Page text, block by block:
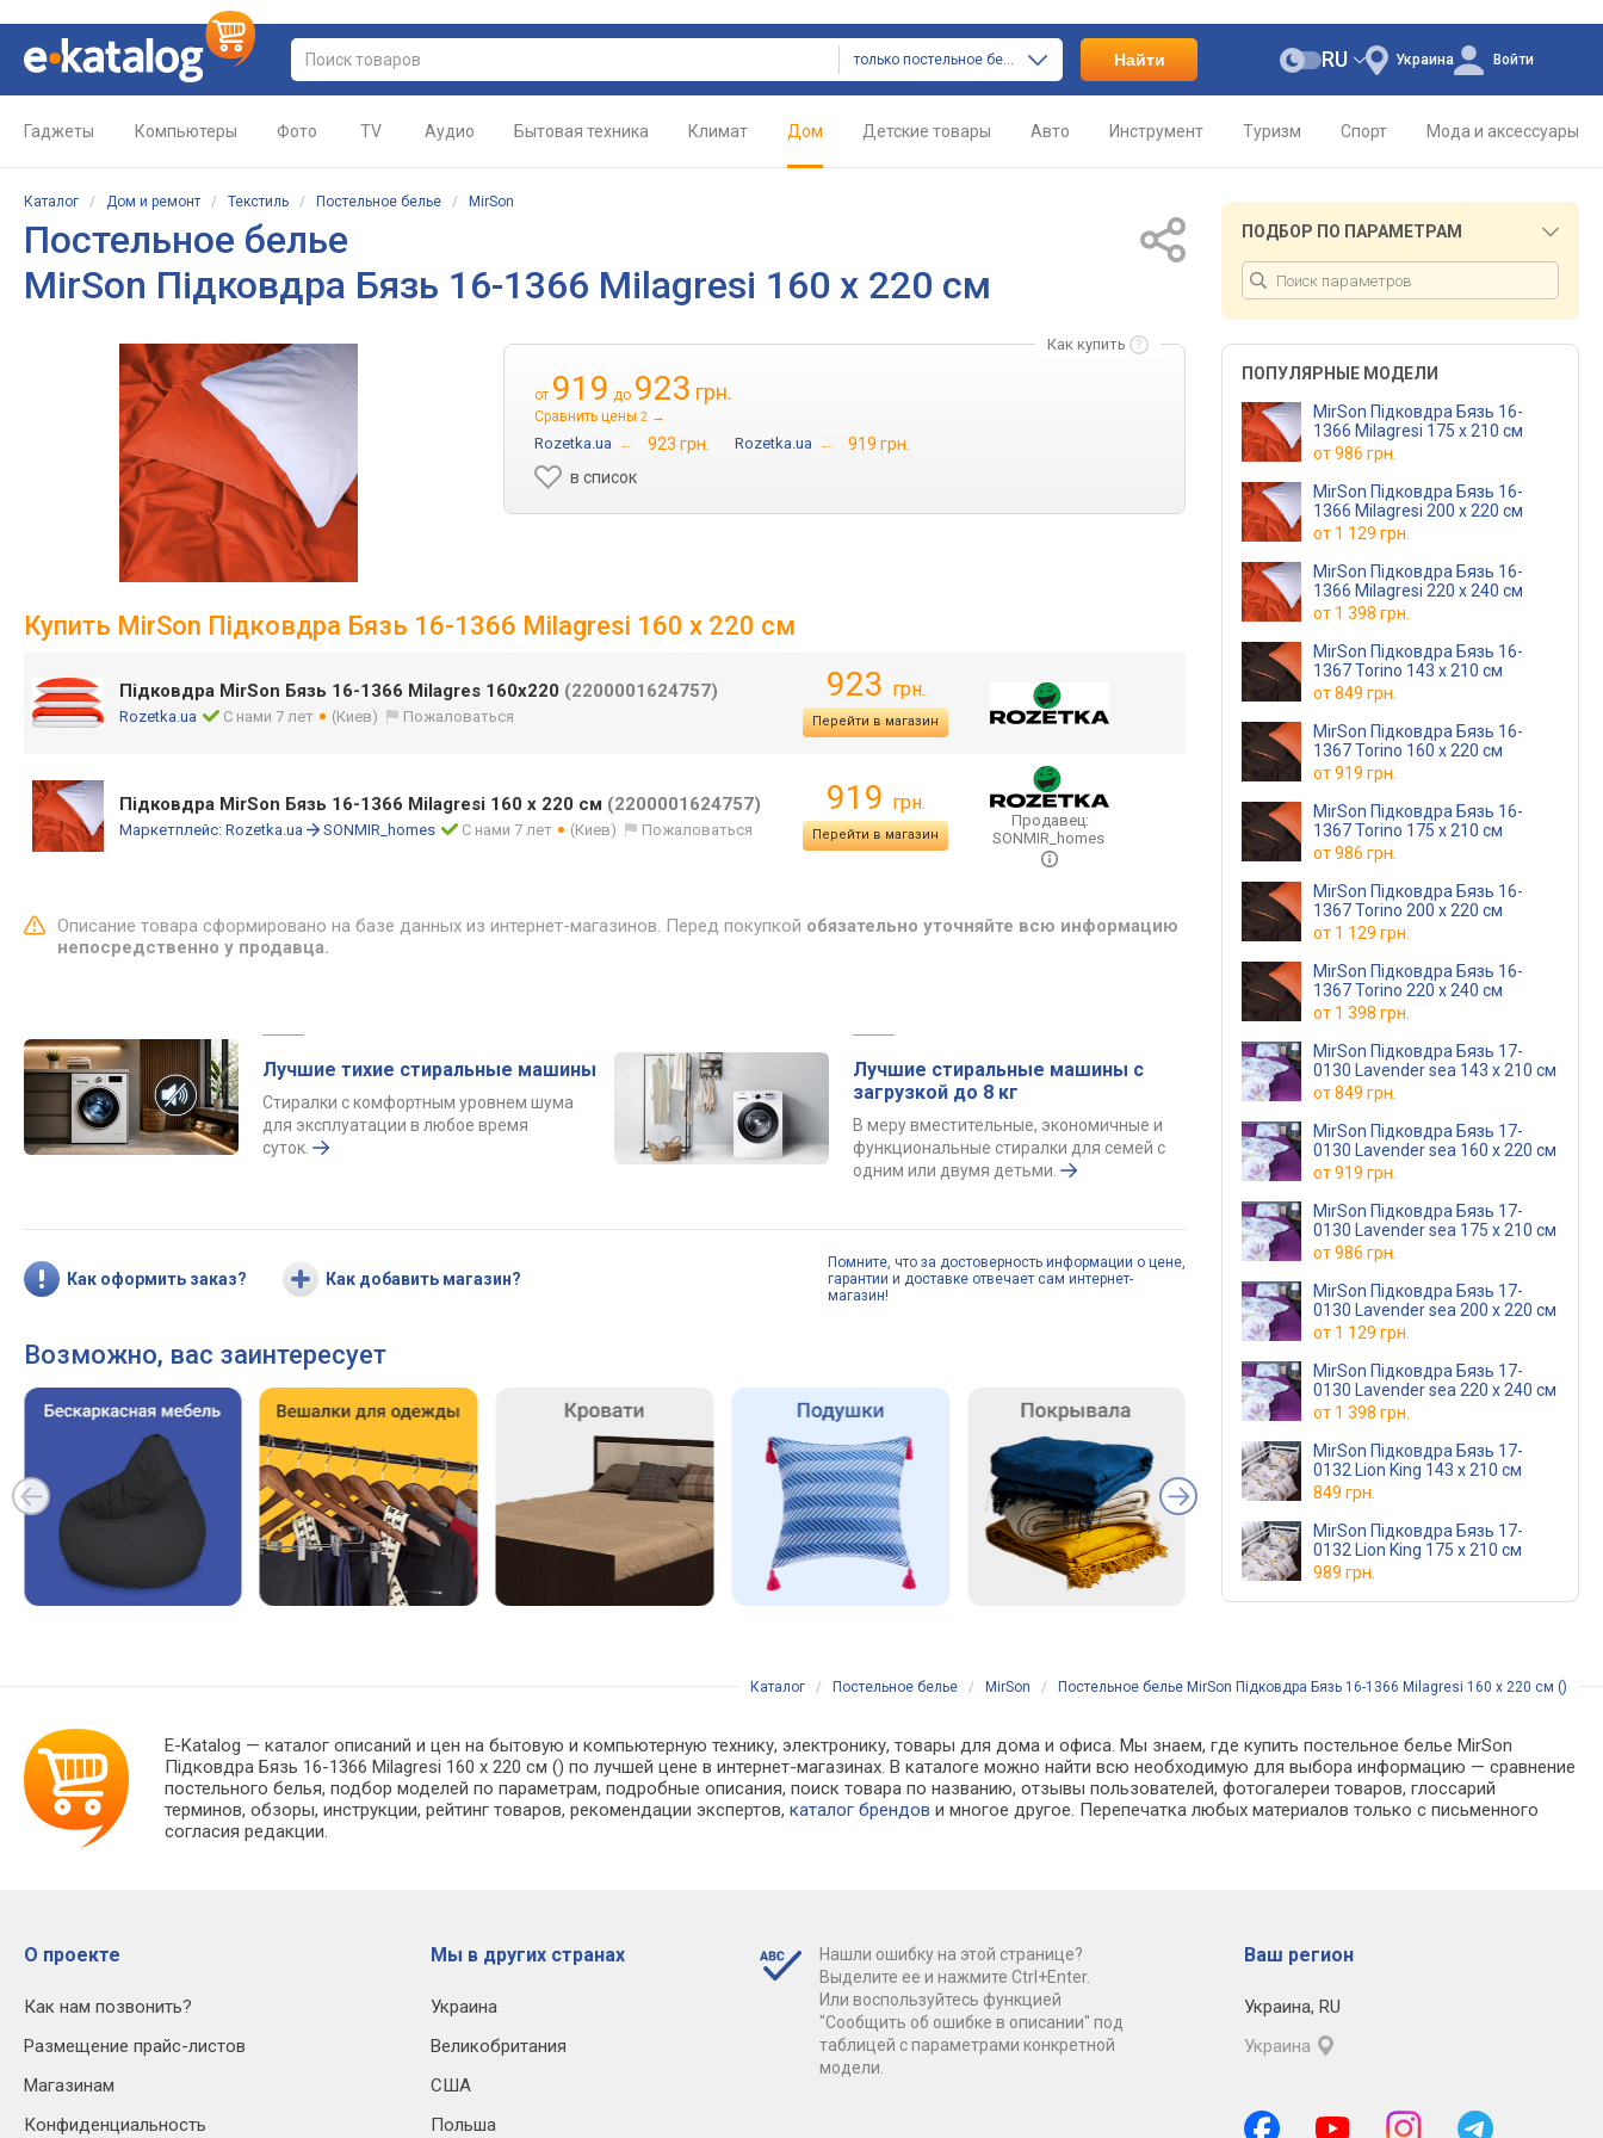
только постельное белье Найти Украина
RU Войти
Гаджеты Компьютеры Фото TV Аудио Бытовая техника Климат Дом Детские товары Авто Инструмент Туризм Спорт Мода и аксессуары
Каталог / Дом и ремонт / Текстиль / Постельное белье / MirSon
Постельное белье
MirSon Підковдра Бязь 16-1366 Milagresi 160 x 220 см
Как купить
от 919 до 923 грн.
Сравнить цены 2 →
Rozetka.ua → 923 грн. Rozetka.ua →
919 грн.
в список
Купить MirSon Підковдра Бязь 16-1366 Milagresi 160 x 220 см
Підковдра MirSon Бязь 16-1366 Milagres 160х220 (2200001624757)
Rozetka.ua С нами 7 лет (Киев) Пожаловаться
923 грн.
Перейти в магазин
Підковдра MirSon Бязь 16-1366 Milagresi 160 x 220 см (2200001624757)
Маркетплейс: Rozetka.ua SONMIR_homes С нами 7 лет (Киев) Пожаловаться
919 грн.
Перейти в магазин
Продавец:
SONMIR_homes
Описание товара сформировано на базе данных из интернет-магазинов. Перед покупкой обязательно уточняйте всю информацию
непосредственно у продавца.
Лучшие тихие стиральные машины
Стиралки с комфортным уровнем шума
для эксплуатации в любое время
суток.
Лучшие стиральные машины с
загрузкой до 8 кг
В меру вместительные, экономичные и
функциональные стиралки для семей с
одним или двумя детьми.
Как оформить заказ? Как добавить магазин?
Помните, что за достоверность информации о цене,
гарантии и доставке отвечает сам интернет-
магазин!
Возможно, вас заинтересует
ПОДБОР ПО ПАРАМЕТРАМ
ПОПУЛЯРНЫЕ МОДЕЛИ
MirSon Підковдра Бязь 16-
1366 Milagresi 175 x 210 см
от986 грн.
MirSon Підковдра Бязь 16-
1366 Milagresi 200 x 220 см
от 1 129 грн.
MirSon Підковдра Бязь 16-
1366 Milagresi 220 x 240 см
от 1 398 грн.
MirSon Підковдра Бязь 16-
1367 Torino 143 x 210 см
от849 грн.
MirSon Підковдра Бязь 16-
1367 Torino 160 x 220 см
от919 грн.
MirSon Підковдра Бязь 16-
1367 Torino 175 x 210 см
от986 грн.
MirSon Підковдра Бязь 16-
1367 Torino 200 x 220 см
от 1 129 грн.
MirSon Підковдра Бязь 16-
1367 Torino 220 x 240 см
от 1 398 грн.
MirSon Підковдра Бязь 17-
0130 Lavender sea 143 x 210 см
от849 грн.
MirSon Підковдра Бязь 17-
0130 Lavender sea 160 x 220 см
от919 грн.
MirSon Підковдра Бязь 17-
0130 Lavender sea 175 x 210 см
от986 грн.
MirSon Підковдра Бязь 17-
0130 Lavender sea 200 x 220 см
от 1 129 грн.
MirSon Підковдра Бязь 17-
0130 Lavender sea 220 x 240 см
от 1 398 грн.
MirSon Підковдра Бязь 17-
0132 Lion King 143 x 210 см
849 грн.
MirSon Підковдра Бязь 17-
0132 Lion King 175 x 210 см
989 грн.
Каталог / Постельное белье / MirSon / Постельное белье MirSon Підковдра Бязь 16-1366 Milagresi 160 x 220 см ()
E-Katalog — каталог описаний и цен на бытовую и компьютерную технику, электронику, товары для дома и офиса. Мы знаем, где купить постельное белье MirSon
Підковдра Бязь 16-1366 Milagresi 160 x 220 см () по лучшей цене в интернет-магазинах. В каталоге можно найти всю необходимую для выбора информацию — сравнение
постельного белья, подбор моделей по параметрам, подробные описания, поиск товара по названию, отзывы пользователей, фотогалереи товаров, глоссарий
терминов, обзоры, инструкции, рейтинг товаров, рекомендации экспертов,каталог брендов и многое другое. Перепечатка любых материалов только с письменного
согласия редакции.
О проекте
Как нам позвонить?
Размещение прайс-листов
Магазинам
Конфиденциальность
Мы в других странах
Украина
Великобритания
США
Польша
Нашли ошибку на этой странице?
Выделите ее и нажмите Ctrl+Enter.
Или воспользуйтесь функцией
"Сообщить об ошибке в описании" под
таблицей с параметрами конкретной
модели.
Ваш регион
Украина, RU
Украина